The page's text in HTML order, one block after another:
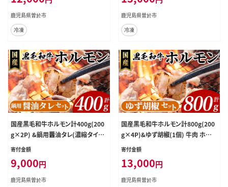
鹿児島県曽於市
冷凍
鹿児島県曽於市
冷凍
国産黒毛和牛ホルモン計400g(200
g×2P) &鍋用醤油タレ(濃縮タイプ：
30g×3P) 牛肉 ホルモン 【ナンチク】
寄付金額
9,000円
鹿児島県曽於市
国産黒毛和牛ホルモン計800g(200
g×4P)&ゆず胡椒(1個) 牛肉 ホルモ
ン 【ナンチク】A996
寄付金額
13,000円
鹿児島県曽於市